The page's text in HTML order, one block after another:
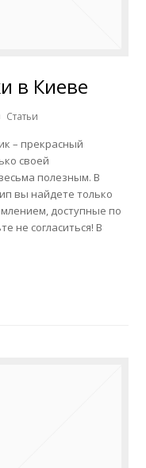
в Киеве
Статьи
– прекрасный
своей
полезным. В
вы найдете только
доступные по
не согласиться! В